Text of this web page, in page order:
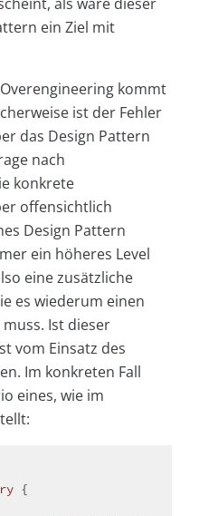
ein Ziel mit
kommt
ist der Fehler
das Design Pattern
nach
konkrete
offensichtlich
Design Pattern
ein höheres Level
eine zusätzliche
es wiederum einen
Ist dieser
vom Einsatz des
Im konkreten Fall
eines, wie im
{